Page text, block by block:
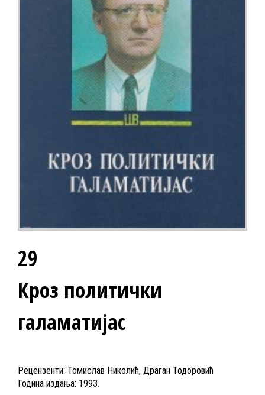
29
Кроз политички
галаматијас
Рецензенти: Томислав Николић, Драган Тодоровић
Година издања: 1993.